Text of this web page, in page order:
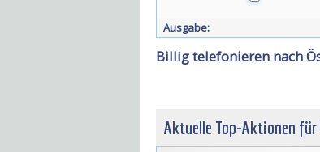
Ausgabe:
Billig telefonieren nach
Aktuelle Top-Aktionen